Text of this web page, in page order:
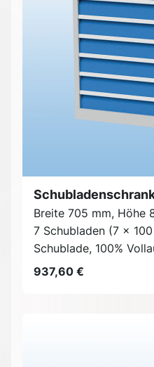
Breite 705 mm, Höhe
7 Schubladen (7 x
Schublade, 100%
937,60 €